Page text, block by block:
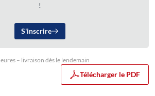
!
S'inscrire
– livraison dès le lendemain
Télécharger le PDF